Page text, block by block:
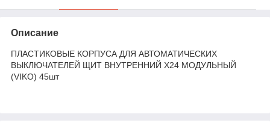
Описание
ПЛАСТИКОВЫЕ КОРПУСА ДЛЯ АВТОМАТИЧЕСКИХ
ВЫКЛЮЧАТЕЛЕЙ ЩИТ ВНУТРЕННИЙ X24 МОДУЛЬНЫЙ
(VIKO) 45шт